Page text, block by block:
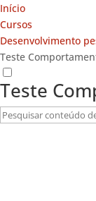
Início
Cursos
Desenvolvimento
Teste
Teste